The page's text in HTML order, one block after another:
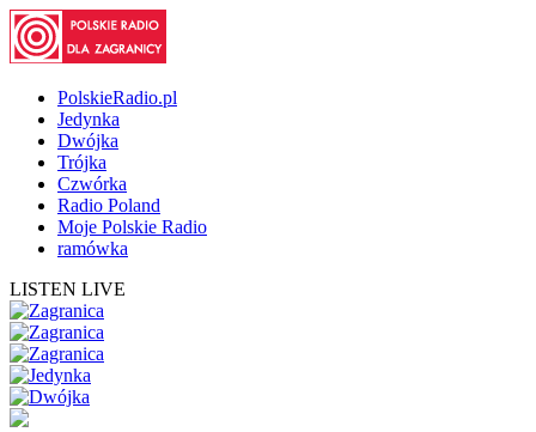
PolskieRadio.pl
Jedynka
Dwójka
Trójka
Czwórka
Radio Poland
Moje Polskie Radio
ramówka
LISTEN LIVE